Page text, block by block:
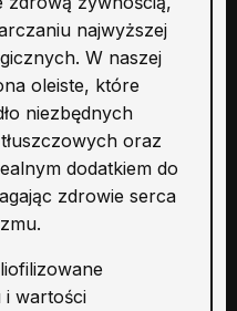
najwyższej
W naszej
oleiste, które
niezbędnych
oraz
dodatkiem do
zdrowie serca
i wartości